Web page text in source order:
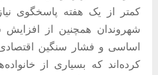
کمتر از یک هفته پاسخگوی
شهروندان همچنین از افزایش
اساسی و فشار سنگین
کرده‌اند که بسیاری از